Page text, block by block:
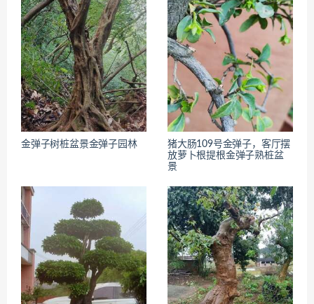
金弹子树桩盆景金弹子园林
猪大肠109号金弹子，客厅摆
放萝卜根提根金弹子熟桩盆
景